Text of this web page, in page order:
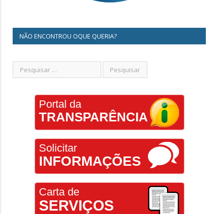
NÃO ENCONTROU OQUE QUERIA?
Portal da
TRANSPARÊNCIA
Solicitar
INFORMAÇÕES
Carta de
SERVIÇOS